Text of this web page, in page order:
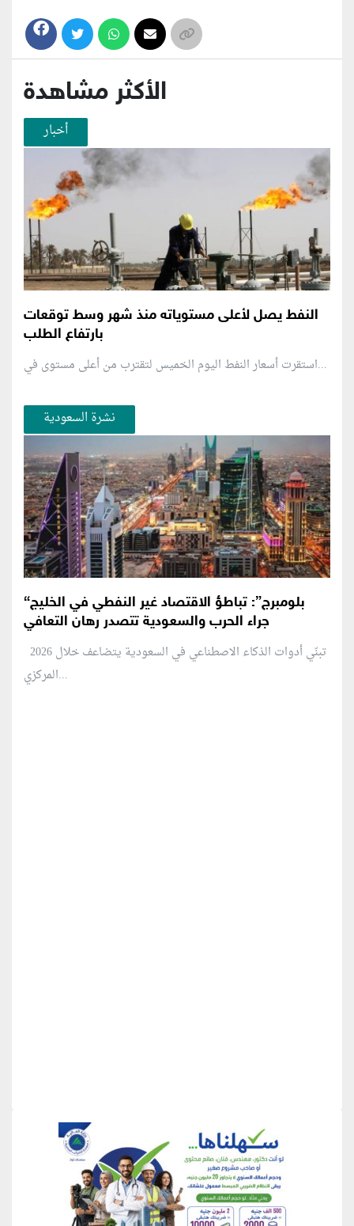
الأكثر مشاهدة
أخبار
النفط يصل لأعلى مستوياته منذ شهر وسط توقعات
بارتفاع الطلب
استقرت أسعار النفط اليوم الخميس لتقترب من أعلى مستوى في...
نشرة السعودية
“بلومبرج”: تباطؤ الاقتصاد غير النفطي في الخليج
المركزي...
منطقة إعلانية